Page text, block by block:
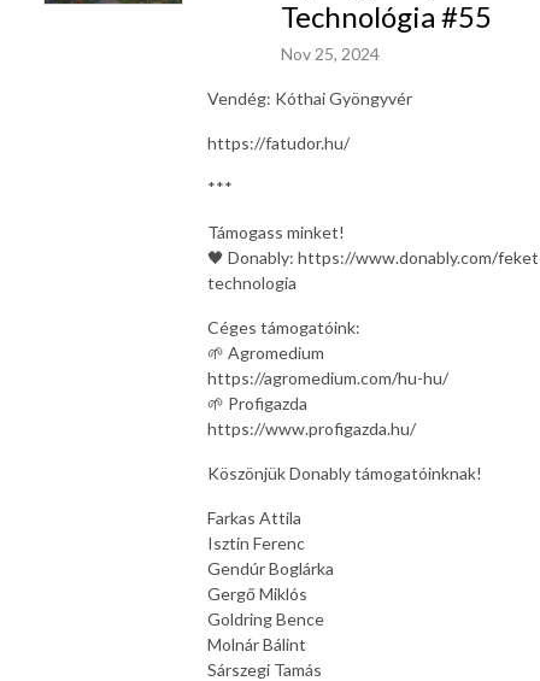
Technológia #55
Nov 25, 2024
Vendég: Kóthai Gyöngyvér
https://fatudor.hu/
***
Támogass minket!
🖤 Donably: https://www.donably.com/
technologia
Céges támogatóink:
🌱 Agromedium
https://agromedium.com/hu-hu/
🌱 Profigazda
https://www.profigazda.hu/
Köszönjük Donably támogatóinknak!
Farkas Attila
Isztin Ferenc
Gendúr Boglárka
Gergő Miklós
Goldring Bence
Molnár Bálint
Sárszegi Tamás